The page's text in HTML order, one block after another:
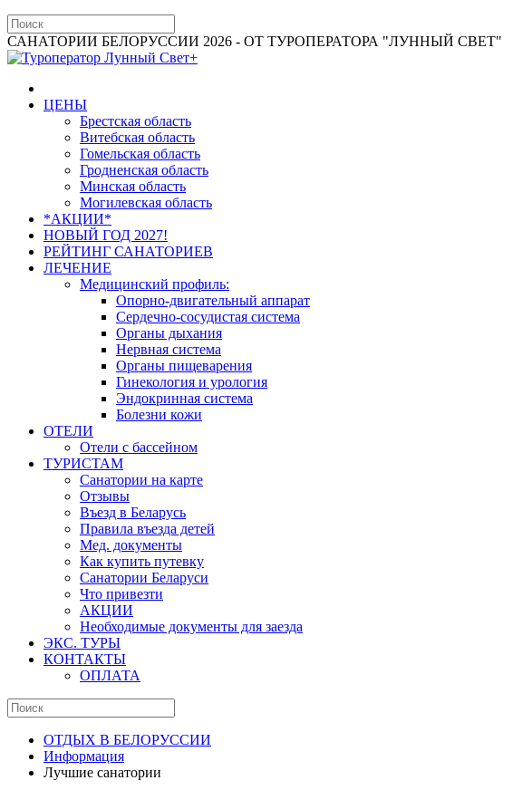
САНАТОРИИ БЕЛОРУССИИ 2026 - ОТ ТУРОПЕРАТОРА "ЛУННЫЙ СВЕТ"
ЦЕНЫ
Брестская область
Витебская область
Гомельская область
Гродненская область
Минская область
Могилевская область
*АКЦИИ*
НОВЫЙ ГОД 2027!
РЕЙТИНГ САНАТОРИЕВ
ЛЕЧЕНИЕ
Медицинский профиль:
Опорно-двигательный аппарат
Сердечно-сосудистая система
Органы дыхания
Нервная система
Органы пищеварения
Гинекология и урология
Эндокринная система
Болезни кожи
ОТЕЛИ
Отели с бассейном
ТУРИСТАМ
Санатории на карте
Отзывы
Въезд в Беларусь
Правила въезда детей
Мед. документы
Как купить путевку
Санатории Беларуси
Что привезти
АКЦИИ
Необходимые документы для заезда
ЭКС. ТУРЫ
КОНТАКТЫ
ОПЛАТА
ОТДЫХ В БЕЛОРУССИИ
Информация
Лучшие санатории